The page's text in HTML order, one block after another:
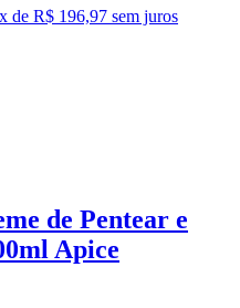
x de R$ 196,97 sem juros
de Pentear e
Apice